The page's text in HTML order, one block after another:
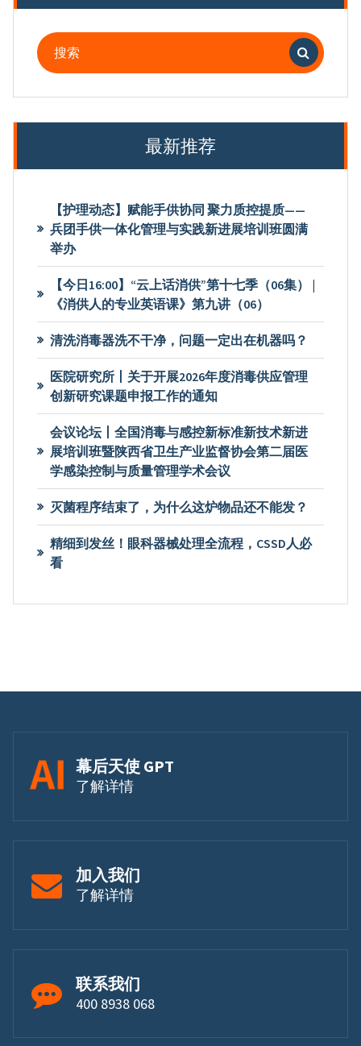
搜
索：
最新推荐
【护理动态】赋能手供协同 聚力质控提质——
兵团手供一体化管理与实践新进展培训班圆满
举办
【今日16:00】“云上话消供”第十七季（06集） |
《消供人的专业英语课》第九讲（06）
清洗消毒器洗不干净，问题一定出在机器吗？
医院研究所丨关于开展2026年度消毒供应管理
创新研究课题申报工作的通知
会议论坛丨全国消毒与感控新标准新技术新进
展培训班暨陕西省卫生产业监督协会第二届医
学感染控制与质量管理学术会议
灭菌程序结束了，为什么这炉物品还不能发？
精细到发丝！眼科器械处理全流程，CSSD人必
看
幕后天使 GPT
了解详情
加入我们
了解详情
联系我们
400 8938 068